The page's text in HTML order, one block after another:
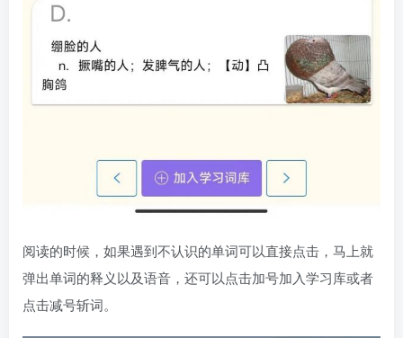
阅读的时候，如果遇到不认识的单词可以直接点击，马上就
弹出单词的释义以及语音，还可以点击加号加入学习库或者
点击减号斩词。